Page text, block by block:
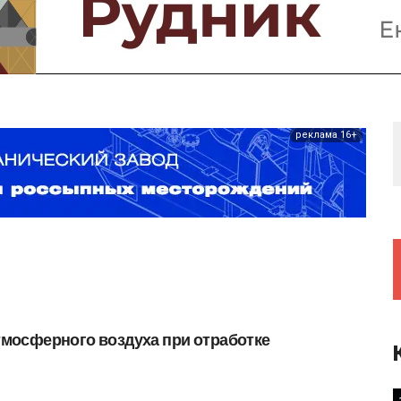
Предприятия и компании
Интервью
Выставки, Конференции
реклама 16+
воздухаприотработке